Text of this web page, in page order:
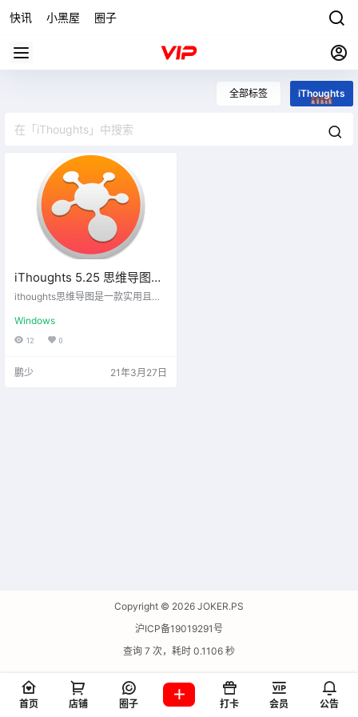
快讯 小黑屋 圈子
全部标签 iThoughts
iThoughts 5.25 思维导图便
携版
ithoughts思维导图是一款实用且专
用户在PC端上制作工作所需的思维
导图，当我们需要进行头脑风暴的
录，从而帮助你想出极佳的创意想
Windows
12 0
鹏少 21年3月27日
Copyright © 2026 JOKER.PS
沪ICP备19019291号
查询 7 次，耗时 0.1106 秒
首页 店铺 圈子 打卡 会员 公告